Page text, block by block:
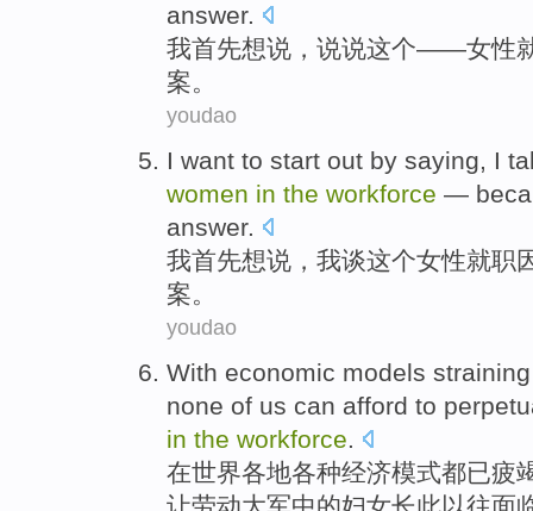
answer.
我首先想说 ， 说说这个——女性
案。
youdao
I want to start out by saying, I
women in the workforce —
answer.
我首先想说 ，我谈这个女性就职
案。
youdao
With economic models straining
none of us can afford to
in the workforce.
在世界各地各种经济模式都已疲